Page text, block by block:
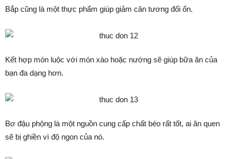
Bắp cũng là một thực phẩm giúp giảm cân tương đối ổn.
Kết hợp món luộc với món xào hoặc nướng sẽ giúp bữa ăn của
bạn đa dạng hơn.
Bơ đậu phộng là một nguồn cung cấp chất béo rất tốt, ai ăn quen
sẽ bị ghiền vì độ ngon của nó.